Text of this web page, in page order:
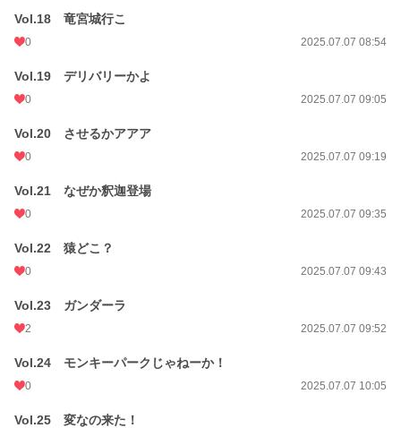
Vol.18 竜宮城行こ
0 2025.07.07 08:54
Vol.19 デリバリーかよ
0 2025.07.07 09:05
Vol.20 させるかアアア
0 2025.07.07 09:19
Vol.21 なぜか釈迦登場
0 2025.07.07 09:35
Vol.22 猿どこ？
0 2025.07.07 09:43
Vol.23 ガンダーラ
2 2025.07.07 09:52
Vol.24 モンキーパークじゃねーか！
0 2025.07.07 10:05
Vol.25 変なの来た！